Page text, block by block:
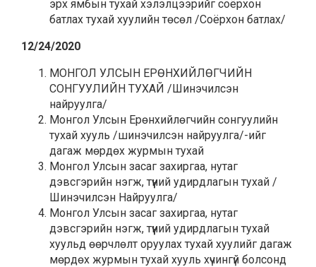
эрх ямбын тухай хэлэлцээрийг соёрхон
батлах тухай хуулийн төсөл /Соёрхон батлах/
12/24/2020
МОНГОЛ УЛСЫН ЕРӨНХИЙЛӨГЧИЙН
СОНГУУЛИЙН ТУХАЙ /Шинэчилсэн
найруулга/
Монгол Улсын Ерөнхийлөгчийн сонгуулийн
тухай хууль /шинэчилсэн найруулга/-ийг
дагаж мөрдөх журмын тухай
Монгол Улсын засаг захиргаа, нутаг
дэвсгэрийн нэгж, түүний удирдлагын тухай /
Шинэчилсэн Найруулга/
Монгол Улсын засаг захиргаа, нутаг
дэвсгэрийн нэгж, түүний удирдлагын тухай
хуульд өөрчлөлт оруулах тухай хуулийг дагаж
мөрдөх журмын тухай хууль хүчингүй болсонд